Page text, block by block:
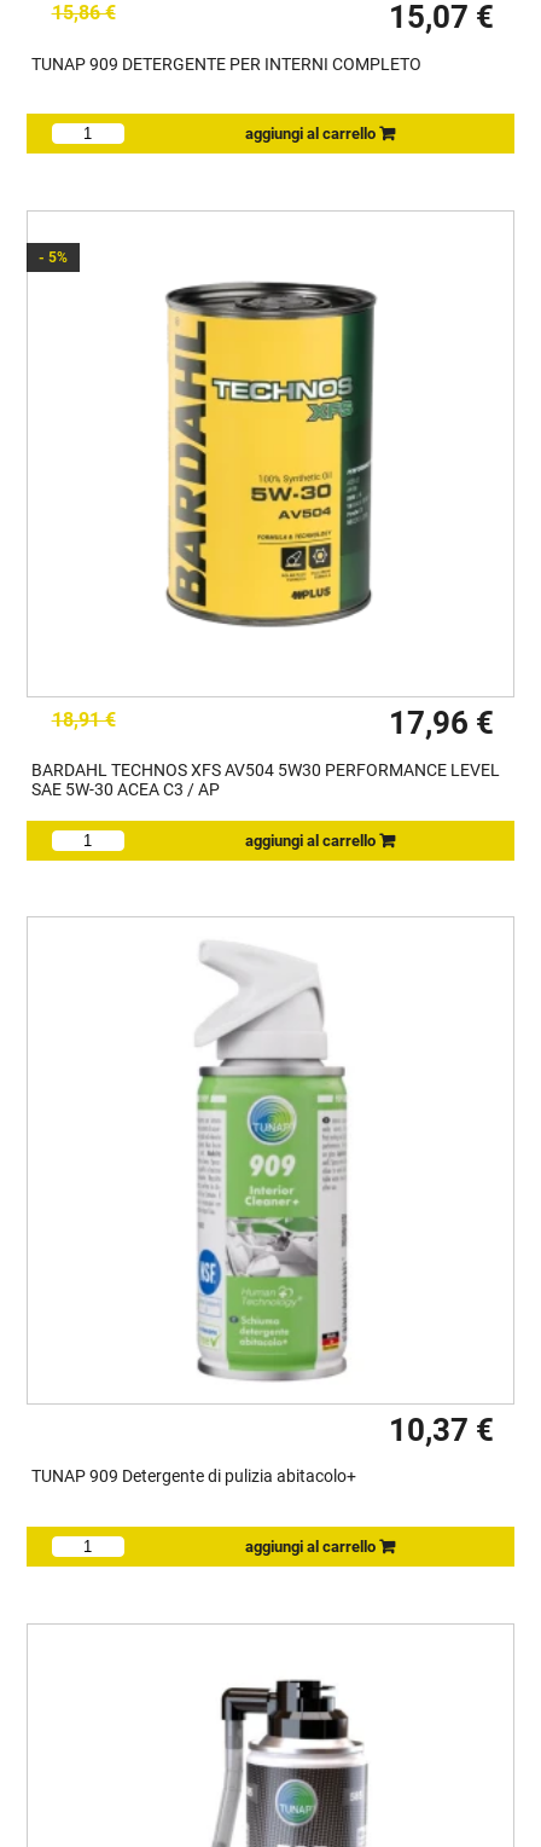
15,86 € 15,07 €
TUNAP 909 DETERGENTE PER INTERNI COMPLETO
- 5%
18,91 € 17,96 €
BARDAHL TECHNOS XFS AV504 5W30 PERFORMANCE LEVEL
SAE 5W-30 ACEA C3 / AP
10,37 €
TUNAP 909 Detergente di pulizia abitacolo+